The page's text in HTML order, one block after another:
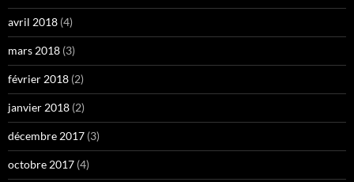
avril 2018 (4)
mars 2018 (3)
février 2018 (2)
janvier 2018 (2)
décembre 2017 (3)
octobre 2017 (4)